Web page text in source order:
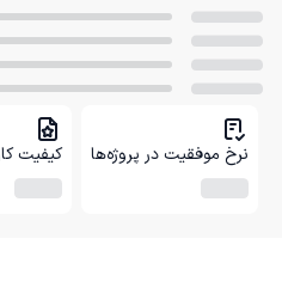
نرخ موفقیت در پروژه‌ها کیفیت